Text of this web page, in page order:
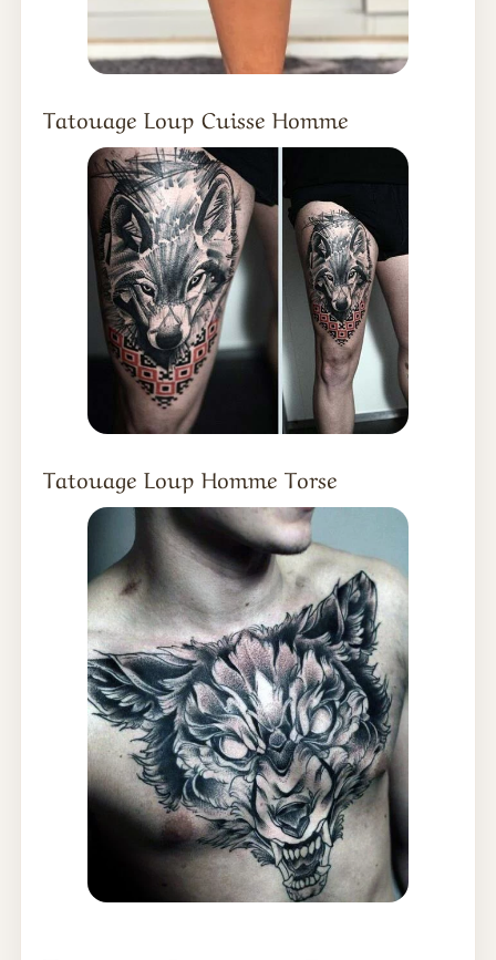
Tatouage Loup Cuisse Homme
Tatouage Loup Homme Torse